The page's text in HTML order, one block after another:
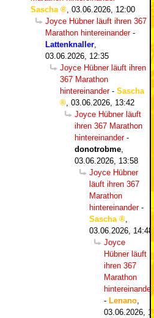
Sascha
03.06.2026, 12:00
Joyce Hübner läuft ihren 367
Marathon hintereinander-
Lattenknaller
03.06.2026, 12:35
Joyce Hübner läuft ihren
367 Marathon
hintereinander- Sascha
03.06.2026, 13:42
Joyce Hübner läuft
ihren 367 Marathon
hintereinander-
donotrobme
03.06.2026, 13:58
Joyce Hübner
läuft ihren 367
Marathon
hintereinander-
Sascha
03.06.2026, 14:48
Joyce
Hübner läuft
ihren 367
Marathon
hintereinander
- Lenano
03.06.2026,